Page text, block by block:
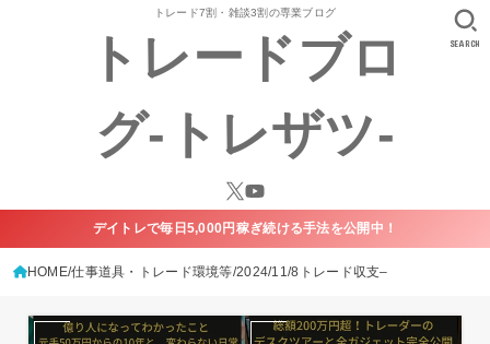
トレード7割・雑談3割の専業ブログ
トレードブロ
グ-トレザツ-
SEARCH
デイトレで毎日5,000円稼ぎ続ける手法を公開中！
HOME 仕事道具・トレード環境等 2024/11/8トレード収支–